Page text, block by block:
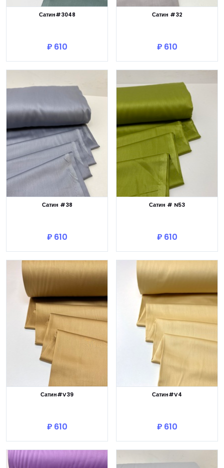
Сатин#3048
₽ 610
Сатин #32
₽ 610
Сатин #38
₽ 610
Сатин # N53
₽ 610
Сатин#V39
₽ 610
Сатин#V4
₽ 610